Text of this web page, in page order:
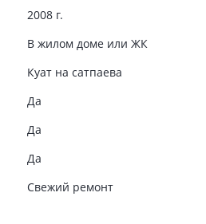
2008 г.
В жилом доме или ЖК
Куат на сатпаева
Да
Да
Да
Cвежий ремонт